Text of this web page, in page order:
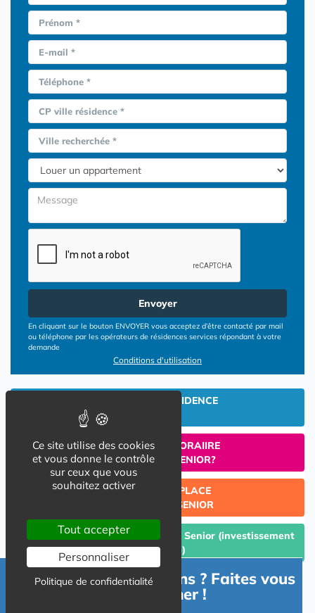
Prénom *
E-mail *
Téléphone *
CP ville résidence *
Ville recherchée *
Envoyer
En cliquant sur le bouton ENVOYER vous acceptez d’être contacté par mail
ou téléphone par les opérateurs de résidences services répondant à votre
demande
Conditions d'utilisation
INVESTIR EN RESIDENCE
UN SEJOUR TEMPORAIIRE
EN RESIDENCE SENIOR?
TROUVER UNE PLACE
EN RESIDENCE SENIOR
Céder un lot acquis en Résidence Senior (investissement
Lmp/Lmnp)
Besoin d'informations ? Faites vous
accompagner !
Ce site utilise des cookies
et vous donne le contrôle
sur ceux que vous
souhaitez activer
Tout accepter
Personnaliser
Politique de confidentialité